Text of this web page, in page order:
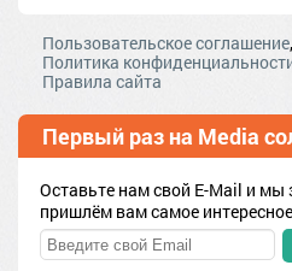
Пользовательское соглашение,
Политика
Правила сайта
Первый раз на Media
Оставьте нам свой E-Mail и мы
пришлём вам самое